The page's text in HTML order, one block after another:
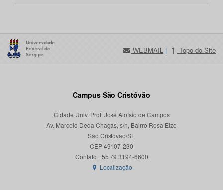
WEBMAIL | Topo do Site
Campus São Cristóvão
Cidade Univ. Prof. José Aloísio de Campos
Av. Marcelo Deda Chagas, s/n, Bairro Rosa Elze
São Cristóvão/SE
CEP 49107-230
Localização